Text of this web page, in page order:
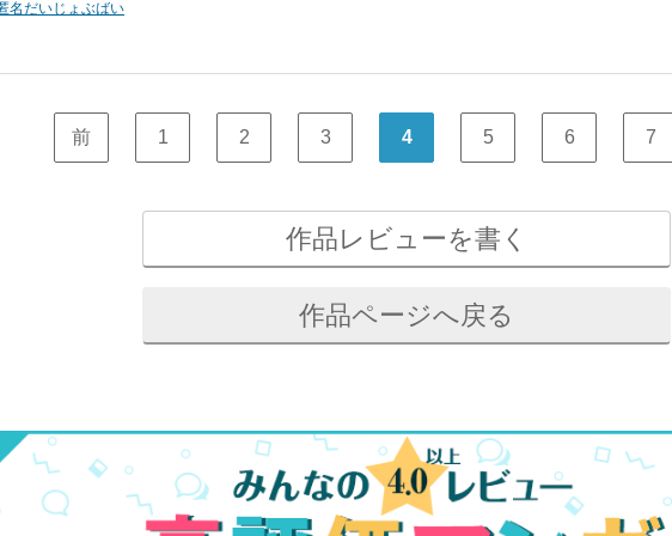
名だいじょぶばい
前 1 2 3 4 5 6 7
作品レビューを書く
作品ページへ戻る